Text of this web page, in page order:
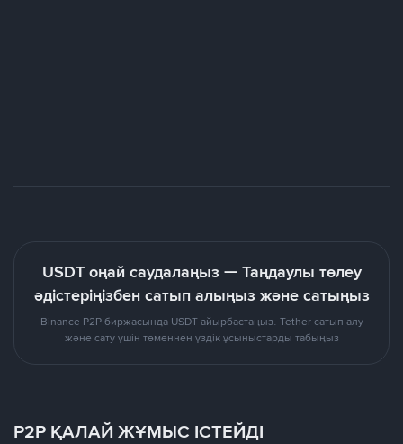
USDT оңай саудалаңыз — Таңдаулы төлеу
әдістеріңізбен сатып алыңыз және сатыңыз
Binance P2P биржасында USDT айырбастаңыз. Tether сатып алу
және сату үшін төменнен үздік ұсыныстарды табыңыз
P2P ҚАЛАЙ ЖҰМЫС ІСТЕЙДІ